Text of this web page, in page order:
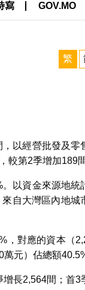
寫 GOV.MO
繁
以經營批發及零
較第2季增加189間
以資金來源地統
自大灣區內地城
，對應的資本（
元）佔總額
長2,564間；首3